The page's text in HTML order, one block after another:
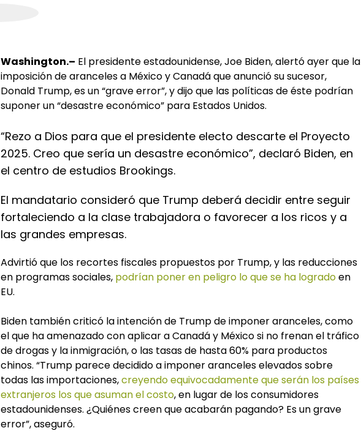
Washington.– El presidente estadounidense, Joe Biden, alertó ayer que la
imposición de aranceles a México y Canadá que anunció su sucesor,
Donald Trump, es un “grave error”, y dijo que las políticas de éste podrían
suponer un “desastre económico” para Estados Unidos.
“Rezo a Dios para que el presidente electo descarte el Proyecto
2025. Creo que sería un desastre económico”, declaró Biden, en
el centro de estudios Brookings.
El mandatario consideró que Trump deberá decidir entre seguir
fortaleciendo a la clase trabajadora o favorecer a los ricos y a
las grandes empresas.
Advirtió que los recortes fiscales propuestos por Trump, y las reducciones
en programas sociales, podrían poner en peligro lo que se ha logradoen
EU.
Biden también criticó la intención de Trump de imponer aranceles, como
el que ha amenazado con aplicar a Canadá y México si no frenan el tráfico
de drogas y la inmigración, o las tasas de hasta 60% para productos
chinos. “Trump parece decidido a imponer aranceles elevados sobre
todas las importaciones,creyendo equivocadamente que serán los países
extranjeros los que asuman el costo, en lugar de los consumidores
estadounidenses. ¿Quiénes creen que acabarán pagando? Es un grave
error”, aseguró.